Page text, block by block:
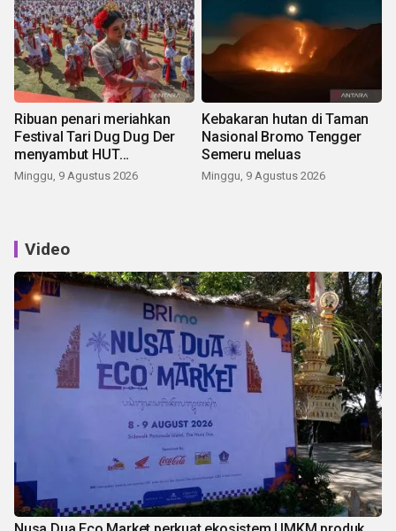
Ribuan penari meriahkan
Festival Tari Dug Dug Der
menyambut HUT
Kemerdekaan
Minggu, 9 Agustus 2026
Kebakaran hutan di Taman
Nasional Bromo Tengger
Semeru meluas
Minggu, 9 Agustus 2026
Video